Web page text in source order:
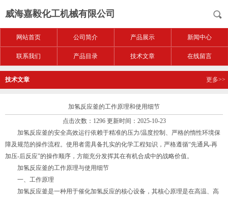
威海嘉毅化工机械有限公司
网站首页 公司简介 产品展示 新闻中心
联系我们 产品目录 技术文章 在线留言
技术文章 更多>>
加氢反应釜的工作原理和使用细节
点击次数：1296 更新时间：2025-10-23
加氢反应釜的安全高效运行依赖于精准的压力/温度控制、严格的惰性环境保
障及规范的操作流程。使用者需具备扎实的化学工程知识，严格遵循“先通风-再
加压-后反应”的操作顺序，方能充分发挥其在有机合成中的战略价值。
加氢反应釜的工作原理与使用细节
一、工作原理
加氢反应釜是一种用于催化加氢反应的核心设备，其核心原理是在高温、高